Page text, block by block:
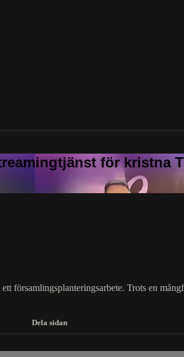
församlingsplanteringsarbete. Trots en